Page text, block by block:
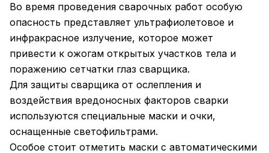
Во время проведения сварочных работ особую
опасность представляет ультрафиолетовое и
инфракрасное излучение, которое может
привести к ожогам открытых участков тела и
поражению сетчатки глаз сварщика.
Для защиты сварщика от ослепления и
воздействия вредоносных факторов сварки
используются специальные маски и очки,
оснащенные светофильтрами.
Особое стоит отметить маски с автоматическими